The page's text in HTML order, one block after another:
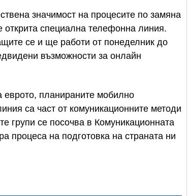
значимост на процесите по замяна
специална телефонна линия.
се и ще работи от понеделник до
възможности за онлайн
еврото, планираните мобилно
са част от комуникационните методи
групи се посочва в Комуникационната
процеса на подготовка на страната ни